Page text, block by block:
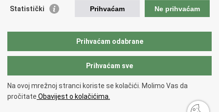
ZOSI
ESF
Service for Social Partnership
Copyright © 2026 Ministry of Labour and Pension System
Izjava o pristupačnosti
Statistički Prihvaćam Ne prihvaćam
Prihvaćam odabrane
Prihvaćam sve
Na ovoj mrežnoj stranci koriste se kolačići. Molimo Vas da
pročitate Obavijest o kolačićima.